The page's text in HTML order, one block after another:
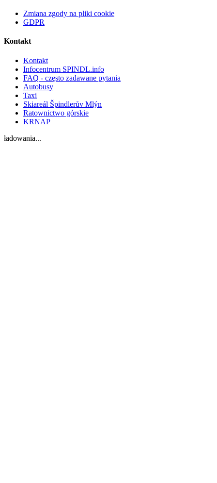
Zmiana zgody na pliki cookie
GDPR
Kontakt
Kontakt
Infocentrum SPINDL.info
FAQ - często zadawane pytania
Autobusy
Taxi
Skiareál Špindlerův Mlýn
Ratownictwo górskie
KRNAP
ładowania...